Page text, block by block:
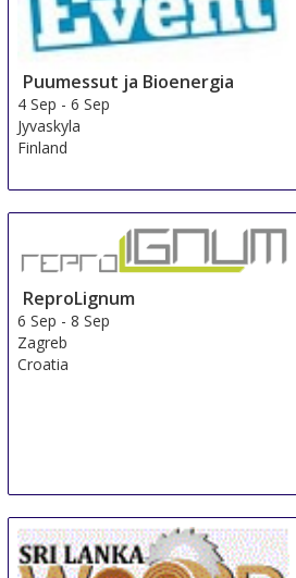
Puumessut ja Bioenergia
4 Sep -6 Sep
Jyvaskyla
Finland
ReproLignum
6 Sep -8 Sep
Zagreb
Croatia